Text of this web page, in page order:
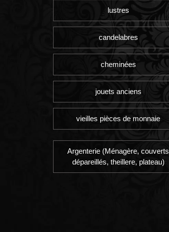
lustres
candelabres
cheminées
jouets anciens
vieilles pièces de monnaie
Argenterie (Ménagère, couverts
dépareillés, theillere, plateau)